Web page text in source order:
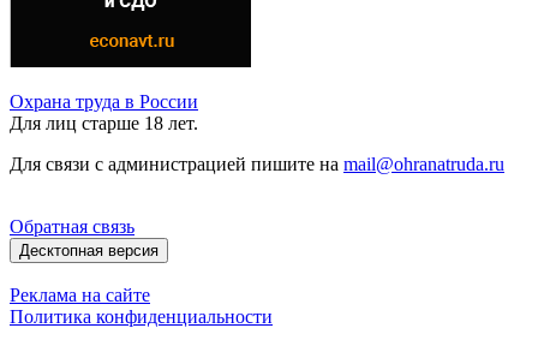
Охрана труда в России
Для лиц старше 18 лет.
Для связи с администрацией пишите на mail@ohranatruda.ru
Обратная связь
Десктопная версия
Реклама на сайте
Политика конфиденциальности